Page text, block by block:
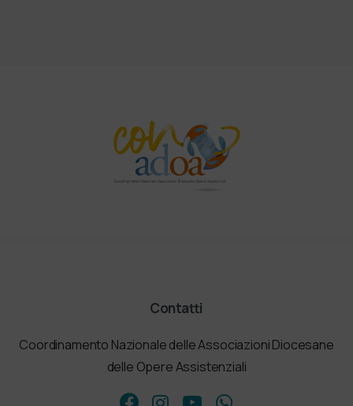
Contatti
Coordinamento Nazionale delle Associazioni Diocesane
delle Opere Assistenziali